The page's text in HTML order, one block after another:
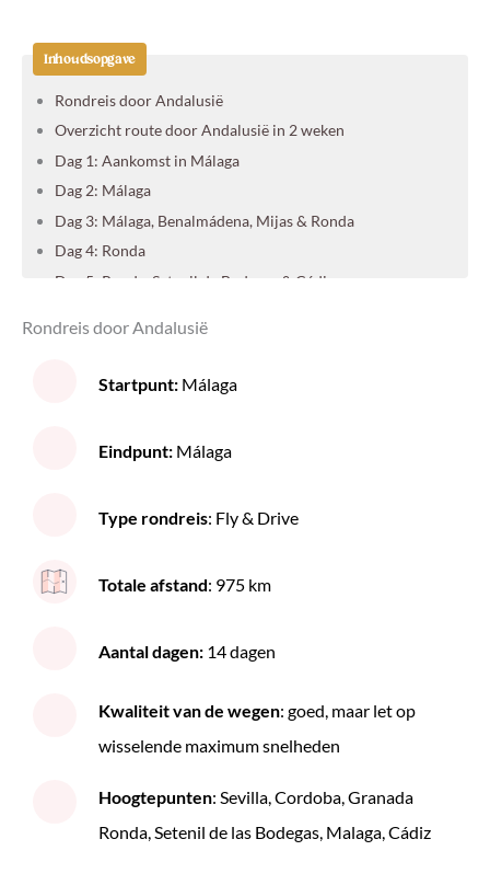
Inhoudsopgave
Rondreis door Andalusië
Overzicht route door Andalusië in 2 weken
Dag 1: Aankomst in Málaga
Dag 2: Málaga
Dag 3: Málaga, Benalmádena, Mijas & Ronda
Dag 4: Ronda
Dag 5: Ronda, Setenil de Bodegas & Cádiz
Dag 11: Córdoba, El Torcal de Antequera & Granada
Dag 13: Granada
Tips om je rondreis door Andalusië in te korten
Rondreis Andalusië met het openbaar vervoer
Complete pakketreizen naar Andalusië
Rondreis door Andalusië
Startpunt: Málaga
Eindpunt: Málaga
Type rondreis: Fly & Drive
Totale afstand: 975 km
Aantal dagen: 14 dagen
Kwaliteit van de wegen: goed, maar let op
wisselende maximum snelheden
Hoogtepunten: Sevilla, Cordoba, Granada
Ronda, Setenil de las Bodegas, Malaga, Cádiz